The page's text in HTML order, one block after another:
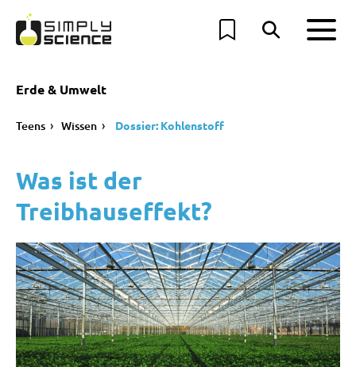
Erde & Umwelt
Teens Wissen Dossier: Kohlenstoff
Was ist der
Treibhauseffekt?